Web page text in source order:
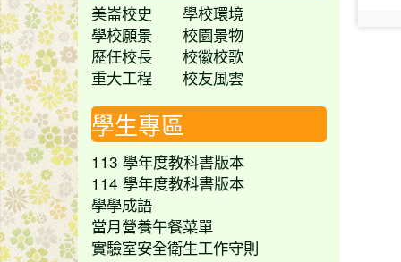
美崙校史
學校環境
學校願景
校園景物
歷任校長
校徽校歌
重大工程
校友風雲
學生專區
113 學年度教科書版本
114 學年度教科書版本
學學成語
當月營養午餐菜單
實驗室安全衛生工作守則